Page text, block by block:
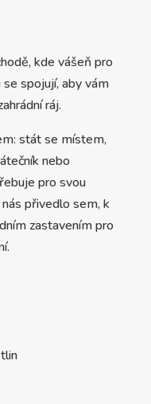
kde vášeň pro
se spojují, aby vám
ráj.
stát se místem,
nebo
pro svou
přivedlo sem, k
zastavením pro